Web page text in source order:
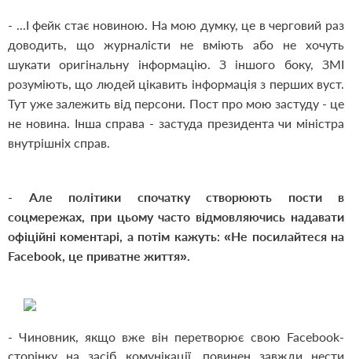
- ...І фейк стає новиною. На мою думку, це в черговий раз
доводить, що журналісти не вміють або не хочуть
шукати оригінальну інформацію. З іншого боку, ЗМІ
розуміють, що людей цікавить інформація з перших вуст.
Тут уже залежить від персони. Пост про мою застуду - це
не новина. Інша справа - застуда президента чи міністра
внутрішніх справ.
- Але політики спочатку створюють пости в
соцмережах, при цьому часто відмовляючись надавати
офіційні коментарі, а потім кажуть: «Не посилайтеся на
Facebook, це приватне життя».
- Чиновник, якщо вже він перетворює свою Facebook-
сторінку на засіб комунікації, повинен завжди нести